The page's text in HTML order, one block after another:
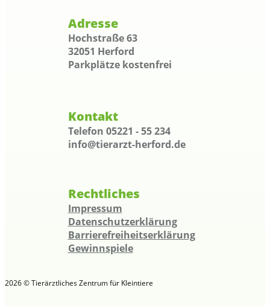
Adresse
Hochstraße 63
32051 Herford
Parkplätze kostenfrei
Kontakt
Telefon 05221 - 55 234
info@tierarzt-herford.de
Rechtliches
Impressum
Datenschutzerklärung
Barrierefreiheitserklärung
Gewinnspiele
2026 © Tierärztliches Zentrum für Kleintiere